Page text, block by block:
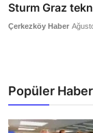
Sturm Graz
Çerkezköy Haber
Popüler